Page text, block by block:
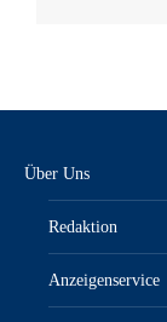
Über Uns
Redaktion
Anzeigenservice